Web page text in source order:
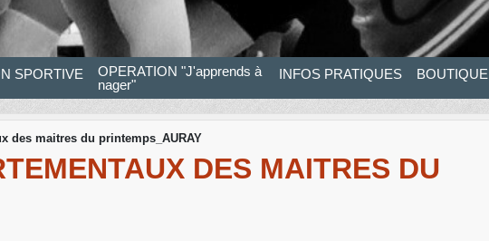
SPORTIVE
OPERATION "J'apprends à
nager"
INFOS PRATIQUES BOUTIQUE
des maitres du printemps_AURAY
DES MAITRES DU